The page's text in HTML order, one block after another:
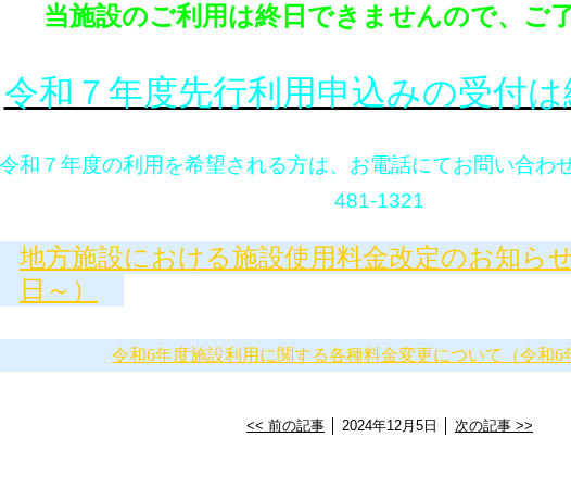
当施設のご利用は終日できませんので、ご
令和７年度先行利用申込みの受付
和７年度の利用を希望される方は、お電話にてお問い合わ
481-1321
地方施設における施設使用料金改定のお知ら
日～）
令和6年度施設利用に関する各種料金変更について（令和6
<< 前の記事 │ 2024年12月5日 │ 次の記事 >>